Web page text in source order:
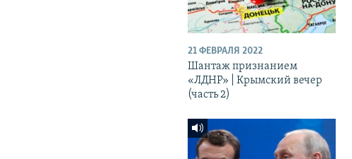
21 ФЕВРАЛЯ 2022
Шантаж признанием
«ЛДНР» | Крымский вечер
(часть 2)